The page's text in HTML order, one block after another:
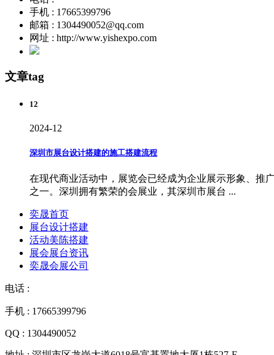
手机 : 17665399796
邮箱 : 1304490052@qq.com
网址 : http://www.yishexpo.com
文章tag
12
2024-12
深圳市展台设计搭建的施工搭建流程
在现代商业活动中，展览会已经成为企业展示形象、推
之一。深圳拥有繁荣的会展业，其深圳市展台 ...
奕晟首页
展台设计搭建
活动美陈搭建
展会展台资讯
奕晟会展公司
电话 :
手机 : 17665399796
QQ : 1304490052